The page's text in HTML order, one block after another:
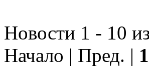
Новости 1 - 10
Начало | Пред. | 1